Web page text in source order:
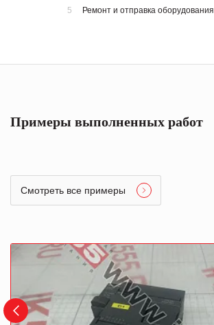
5 Ремонт и отправка оборудования
Примеры выполненных работ
Смотреть все примеры